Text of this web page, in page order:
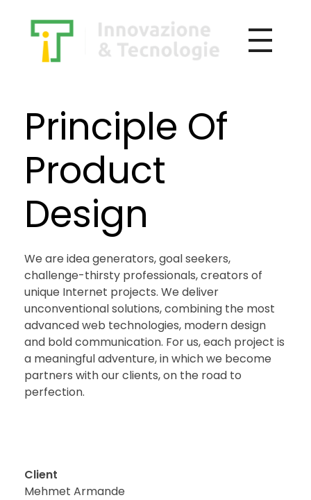
Principle Of
Product
Design
We are idea generators, goal seekers,
challenge-thirsty professionals, creators of
unique Internet projects. We deliver
unconventional solutions, combining the most
advanced web technologies, modern design
and bold communication. For us, each project is
a meaningful adventure, in which we become
partners with our clients, on the road to
perfection.
Client
Mehmet Armande